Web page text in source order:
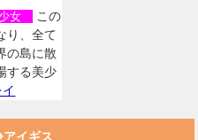
女
この
り、全て
の島に散
する美少
アイギス